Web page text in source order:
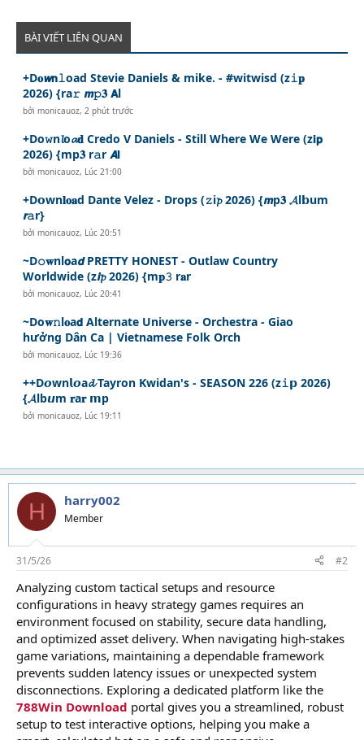
BÀI VIẾT LIÊN QUAN
+D𝐨𝙬𝗻𝚕oad Stevie Daniels & mike. - #witwisd (z𝚒𝐩
2026) {ra𝚛 𝙢𝚙𝟑 𝗔l
bởimonicauoz,2 phút trước
+Do𝚠n𝓵o𝓪𝐝 Credo V Daniels - Still Where We Were (z𝗶𝗽
2026) {mp𝟑 r𝚊r 𝘼𝗹
bởimonicauoz, Lúc 21:00
+D𝗼wn𝐥𝐨𝐚d Dante Velez - Drops (𝚣i𝓹 2026) {𝙢p𝟑 𝓐l𝗯um
𝙧𝚊r}
bởimonicauoz, Lúc 20:51
~D𝚘𝐰nl𝗼a𝙙 PRETTY HONEST - Outlaw Country
Worldwide (z𝙞𝓹 2026) {m𝐩𝟹 r𝐚r
bởimonicauoz, Lúc 20:41
~Do𝐰𝚗l𝐨a𝗱 Alternate Universe - Orchestra - Giao
hưởng Dân Ca | Vietnamese Folk Orch
bởimonicauoz, Lúc 19:36
++D𝙤wn𝗹𝙤a𝓭 Tayron Kwidan's - SEASON 226 (z𝚒𝗽 2026)
{𝓐lb𝙪m 𝐫a𝐫 𝗺p
bởimonicauoz, Lúc 19:11
H harry002
Member
31/5/26 #2
Analyzing custom tactical setups and resource
configurations in heavy strategy games requires an
environment focused on stability, secure data handling,
and optimized asset delivery. When navigating high-stakes
game variations, maintaining a dependable framework
prevents sudden latency issues or unexpected system
disconnections. Exploring a dedicated platform like the
788Win Download portal gives you a streamlined, robust
setup to test interactive options, helping you make a